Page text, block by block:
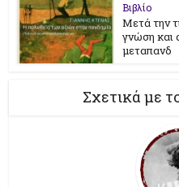
Βιβλίο
Μετά την
γνώση και
μεταπανδ
Σχετικά με